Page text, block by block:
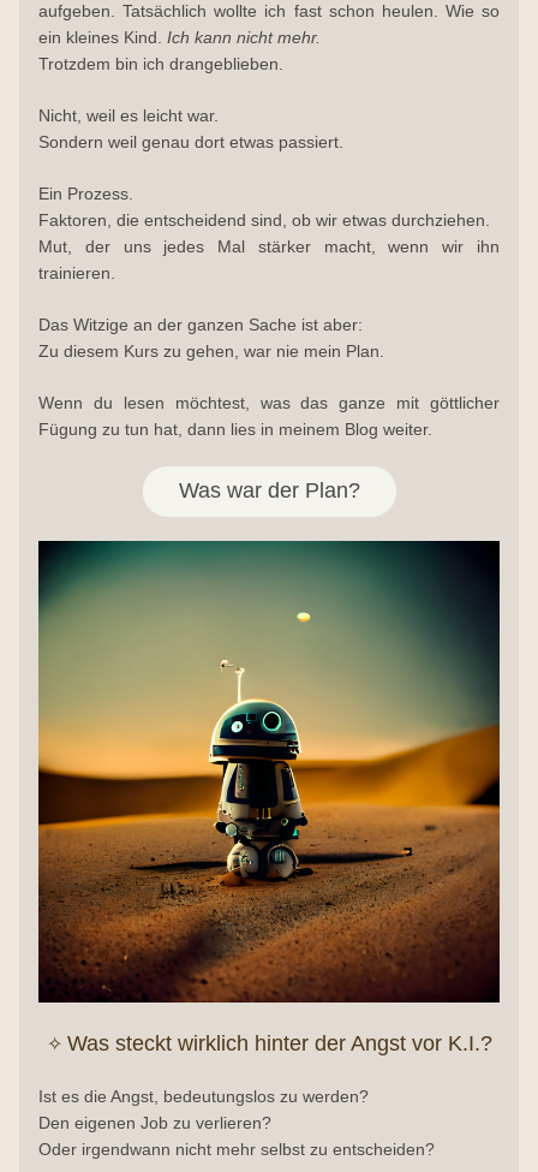
aufgeben. Tatsächlich wollte ich fast schon heulen. Wie so
ein kleines Kind. Ich kann nicht mehr.
Trotzdem bin ich drangeblieben.
Nicht, weil es leicht war.
Sondern weil genau dort etwas passiert.
Ein Prozess.
Faktoren, die entscheidend sind, ob wir etwas durchziehen.
Mut, der uns jedes Mal stärker macht, wenn wir ihn
trainieren.
Das Witzige an der ganzen Sache ist aber:
Zu diesem Kurs zu gehen, war nie mein Plan.
Wenn du lesen möchtest, was das ganze mit göttlicher
Fügung zu tun hat, dann lies in meinem Blog weiter.
Was war der Plan?
✧ Was steckt wirklich hinter der Angst vor K.I.?
Ist es die Angst, bedeutungslos zu werden?
Den eigenen Job zu verlieren?
Oder irgendwann nicht mehr selbst zu entscheiden?